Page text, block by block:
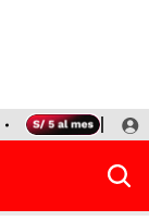
KEIKO FUJIMORI